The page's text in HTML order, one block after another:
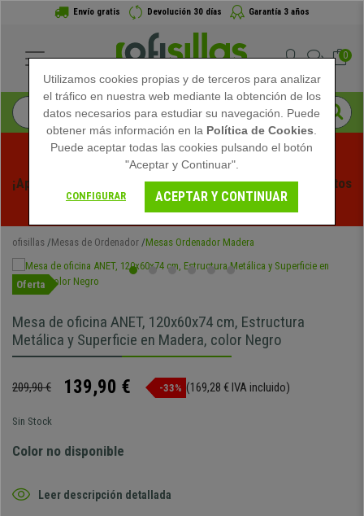
Envío gratis Devolución 30 días Garantía 3 años
0
¡Aprovecha las Rebajas de Verano en Ofisillas! Descuentos
Exclusivos por Tiempo Limitado - Ver Promo
ofisillas Mesas de Ordenador Mesas Ordenador Madera
Oferta
Mesa de oficina ANET, 120x60x74 cm, Estructura
Metálica y Superficie en Madera, color Negro
209,90 € 139,90 € -33% (169,28 € IVA incluido)
Sin Stock
Color no disponible
Leer descripción detallada
Utilizamos cookies propias y de terceros para analizar
el tráfico en nuestra web mediante la obtención de los
datos necesarios para estudiar su navegación. Puede
obtener más información en la Política de Cookies
Puede aceptar todas las cookies pulsando el botón
"Aceptar y Continuar".
CONFIGURAR ACEPTAR Y CONTINUAR